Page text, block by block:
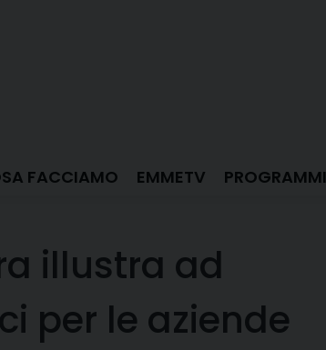
FACCIAMO EMMETV PROGRAMMI
illustra ad
per le aziende